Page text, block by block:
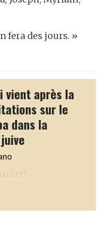
fera des jours. »
vient après la
sur le
dans la
Cerf